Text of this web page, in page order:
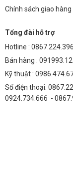
Chính sách giao hàng
Tổng đài hỗ trợ
Hotline : 0867.224.396
Bán hàng :
Kỹ thuật :
Số điện thoại:
0924.734.666 -